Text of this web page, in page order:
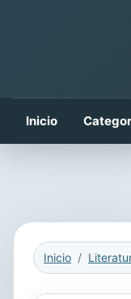
Inicio
Inicio